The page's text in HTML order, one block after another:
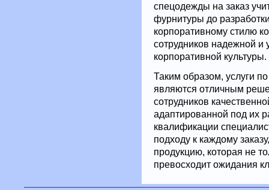
спецодежды на заказ
фурнитуры до
корпоративному стилю
сотрудников надежной
корпоративной культуры.
Таким образом, услуги
являются отличным
сотрудников
адаптированной под их
квалификации
подходу к каждому
продукцию, которая не
превосходит ожидания